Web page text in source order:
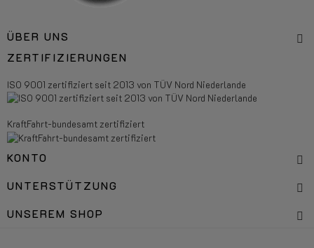
ÜBER UNS
ZERTIFIZIERUNGEN
ISO 9001 zertifiziert seit 2013 von TÜV Nord Niederlande
KraftFahrt-bundesamt zertifiziert
KONTO
UNTERSTÜTZUNG
UNSEREM SHOP